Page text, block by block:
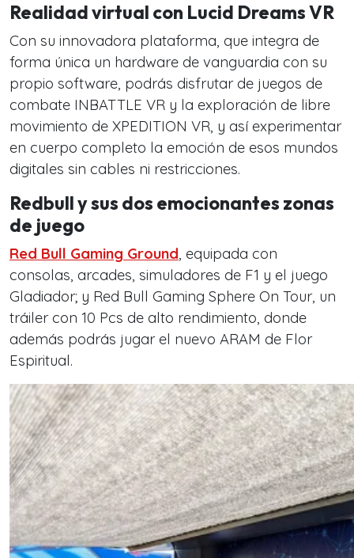
Realidad virtual con Lucid Dreams VR
Con su innovadora plataforma, que integra de
forma única un hardware de vanguardia con su
propio software, podrás disfrutar de juegos de
combate INBATTLE VR y la exploración de libre
movimiento de XPEDITION VR, y así experimentar
en cuerpo completo la emoción de esos mundos
digitales sin cables ni restricciones.
Redbull y sus dos emocionantes zonas
de juego
Red Bull Gaming Ground, equipada con
consolas, arcades, simuladores de F1 y el juego
Gladiador; y Red Bull Gaming Sphere On Tour, un
tráiler con 10 Pcs de alto rendimiento, donde
además podrás jugar el nuevo ARAM de Flor
Espiritual.